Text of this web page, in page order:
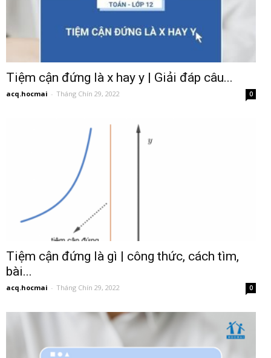
Tiệm cận đứng là x hay y | Giải đáp câu...
acq.hocmai - Tháng Chín 29, 2022 0
Tiệm cận đứng là gì | công thức, cách tìm,
bài...
acq.hocmai - Tháng Chín 29, 2022 0